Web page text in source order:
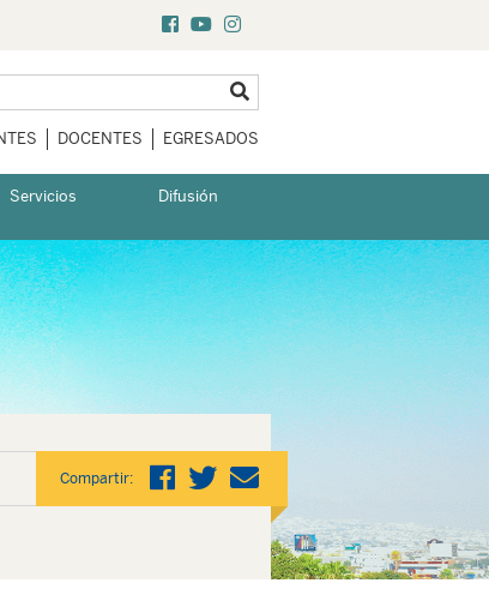
DOCENTES EGRESADOS
Servicios Difusión
Compartir: